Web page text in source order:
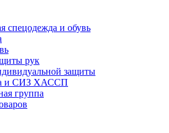
спецодежда и обувь
рук
защиты
и СИЗ ХАССП
группа